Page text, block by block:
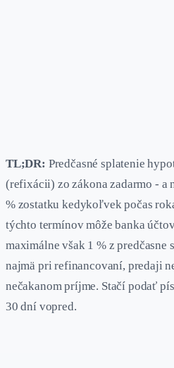
TL;DR: Predčasné splatenie
(refixácii) zo zákona zadarmo - a
% zostatku kedykoľvek počas
týchto termínov môže banka
maximálne však 1 % z predčasne
najmä pri refinancovaní, predaji
nečakanom príjme. Stačí podať
30 dní vopred.